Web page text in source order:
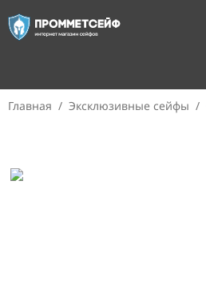
Главная / Эксклюзивные сейфы /